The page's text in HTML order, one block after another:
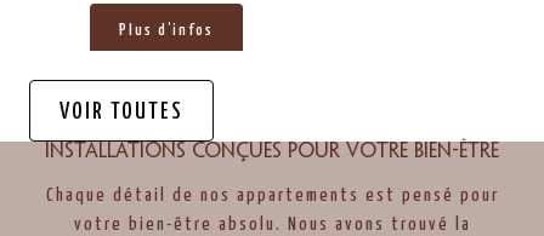
Plus d'infos
VOIR TOUTES
Installations conçues pour votre bien-être
Chaque détail de nos appartements est pensé pour
votre bien-être absolu. Nous avons trouvé la